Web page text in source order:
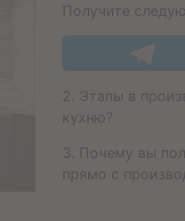
Получите
2. Этапы в
кухню?
3. Почему вы
прямо с